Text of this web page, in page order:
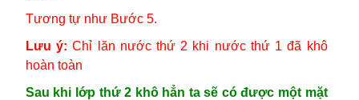
Tương tự như Bước 5.
Lưu ý: Chỉ lăn nước thứ 2 khi nước thứ 1 đã khô
hoàn toàn
Sau khi lớp thứ 2 khô hẳn ta sẽ có được một mặt